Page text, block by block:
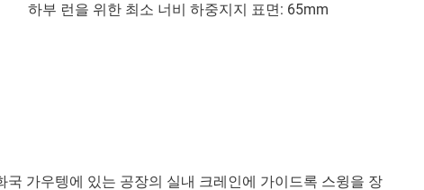
하부 런을 위한 최소 너비 하중지지 표면: 65mm
가우텡에 있는 공장의 실내 크레인에 가이드록 스윙을 장